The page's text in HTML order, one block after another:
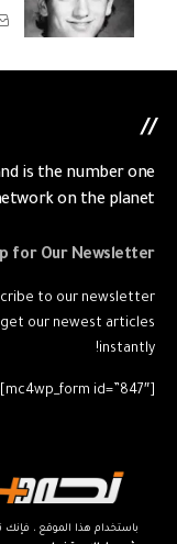
باستخدام هذا الموقع ، فإنك
//
on the planet
for Our Newsletter
to our newsletter
our newest articles
instantly!
[mc4wp_form id=”847″]